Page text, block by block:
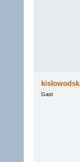
kislowodsk
Gast